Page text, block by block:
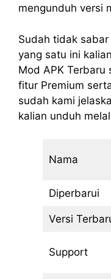
mengunduh versi
Sudah tidak
yang satu ini
Mod APK Terbaru
fitur Premium
sudah kami
kalian unduh
Nama
Diperbarui
Versi
Support